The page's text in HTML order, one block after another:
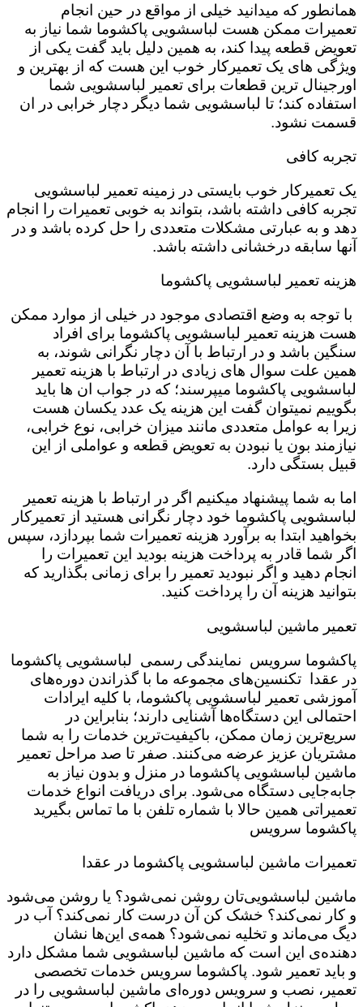
همانطور که میدانید خیلی از مواقع در حین انجام
تعمیرات ممکن هست لباسشویی پاکشوما شما نیاز به
تعویض قطعه پیدا کند، به همین دلیل باید گفت یکی از
ویژگی های یک تعمیرکار خوب این هست که از بهترین و
اورجینال ترین قطعات برای تعمیر لباسشویی شما
استفاده کند؛ تا لباسشویی شما دیگر دچار خرابی در ان
قسمت نشود.
تجربه کافی
یک تعمیرکار خوب بایستی در زمینه تعمیر لباسشویی
تجربه کافی داشته باشد، بتواند به خوبی تعمیرات را انجام
دهد و به عبارتی مشکلات متعددی را حل کرده باشد و در
آنها سابقه درخشانی داشته باشد.
هزینه تعمیر لباسشویی پاکشوما
با توجه به وضع اقتصادی موجود در خیلی از موارد ممکن
هست هزینه تعمیر لباسشویی پاکشوما برای افراد
سنگین باشد و در ارتباط با آن دچار نگرانی شوند، به
همین علت سوال های زیادی در ارتباط با هزینه تعمیر
لباسشویی پاکشوما میپرسند؛ که در جواب ان ها باید
بگوییم نمیتوان گفت این هزینه یک عدد یکسان هست
زیرا به عوامل متعددی مانند میزان خرابی، نوع خرابی،
نیازمند بون یا نبودن به تعویض قطعه و عواملی از این
قبیل بستگی دارد.
اما به شما پیشنهاد میکنیم اگر در ارتباط با هزینه تعمیر
لباسشویی پاکشوما خود دچار نگرانی هستید از تعمیرکار
بخواهید ابتدا به برآورد هزینه تعمیرات شما بپردازد، سپس
اگر شما قادر به پرداخت هزینه بودید این تعمیرات را
انجام دهید و اگر نبودید تعمیر را برای زمانی بگذارید که
بتوانید هزینه آن را پرداخت کنید.
تعمیر ماشین لباسشویی
پاکشوما سرویس نمایندگی رسمی لباسشویی پاکشوما
در عقدا تکنسین‌های مجموعه ما با گذراندن دوره‌های
آموزشی تعمیر لباسشویی پاکشوما، با کلیه ایرادات
احتمالی این دستگاه‌ها آشنایی دارند؛ بنابراین در
سریع‌ترین زمان ممکن، باکیفیت‌ترین خدمات را به شما
مشتریان عزیز عرضه می‌کنند. صفر تا صد مراحل تعمیر
ماشین لباسشویی پاکشوما در منزل و بدون نیاز به
جابه‌جایی دستگاه می‌شود. برای دریافت انواع خدمات
تعمیراتی همین حالا با شماره تلفن با ما تماس بگیرید
پاکشوما سرویس
تعمیرات ماشین لباسشویی پاکشوما در عقدا
ماشین لباسشویی‌تان روشن نمی‌شود؟ یا روشن می‌شود
و کار نمی‌کند؟ خشک کن آن درست کار نمی‌کند؟ آب در
دیگ می‌ماند و تخلیه نمی‌شود؟ همه‌ی این‌ها نشان
دهنده‌ی این است که ماشین لباسشویی شما مشکل دارد
و باید تعمیر شود. پاکشوما سرویس خدمات تخصصی
تعمیر، نصب و سرویس دوره‌ای ماشین لباسشویی را در